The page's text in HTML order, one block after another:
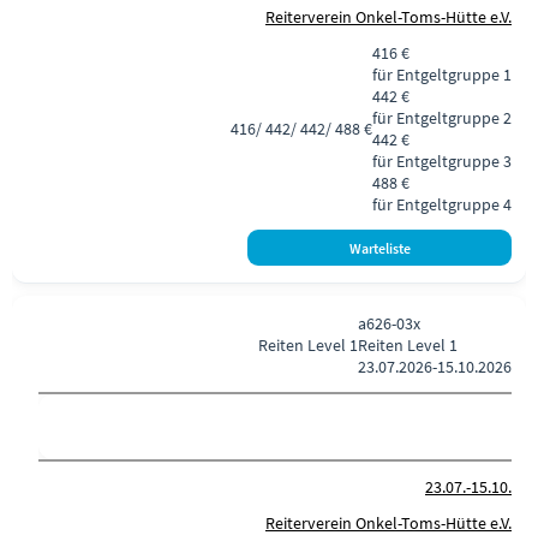
Reiterverein Onkel-Toms-Hütte e.V.
416/ 442/ 442/ 488 €
416 €
für Entgeltgruppe 1
442 €
für Entgeltgruppe 2
442 €
für Entgeltgruppe 3
488 €
für Entgeltgruppe 4
Reiten Level 1
a626-03x
Reiten Level 1
23.07.2026-15.10.2026
23.07.-15.10.
Reiterverein Onkel-Toms-Hütte e.V.